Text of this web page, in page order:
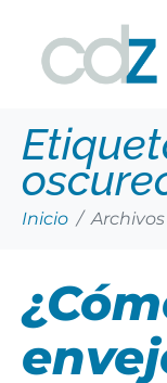
Inicio